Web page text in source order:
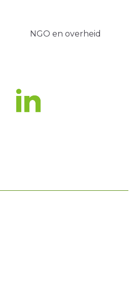
NGO en overheid